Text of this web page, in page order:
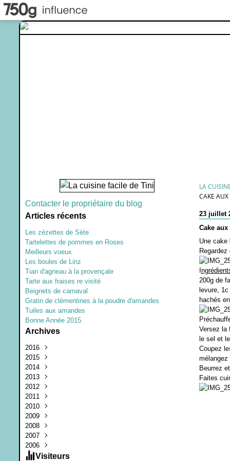
Contacter le propriétaire du blog
Articles récents
Les zézettes de Sète
Tartelettes de pommes en Roses
Meilleurs voeux
Les boules de Linz
Tian d'agneau à la provençale
Tarte aux fraises re visité
Beignets de carnaval
Gratin de clémentines à la poudre d'amandes
Tuiles aux amandes
Bonne Année 2015
Archives
2016
Juillet
Mars
Janvier
2015
Décembre
Septembre
Juin
Février
Janvier
2014
Décembre
Octobre
Février
2013
Août
Juin
Mars
Février
Janvier
2012
Décembre
Novembre
Août
Juillet
Juin
Mai(2)
Avril(4)
2011
Août
Juillet
2010
Juillet
Juin
Mai(1)
Avril
Mars(2)
2009
Décembre
Octobre
Septembre
Août(5)
2008
Décembre
Novembre
Octobre(7)
2007
Décembre
Novembre(12)
2006
Décembre(3)
Visiteurs
LA
CAKE
23 juillet
Cake
Une cake
200g de
levure,
hachés
Versez la
le sel et
Coupez
Beurrez
Faites